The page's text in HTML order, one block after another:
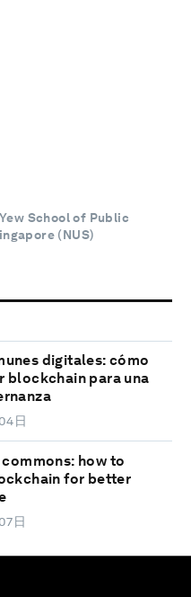
School of Public
(NUS)
digitales: cómo
blockchain para una
日
how to
for better
日